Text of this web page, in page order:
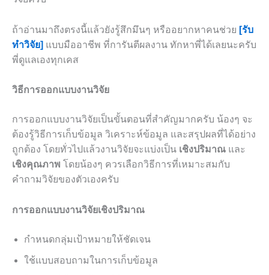
ถ้าอ่านมาถึงตรงนี้แล้วยังรู้สึกมึนๆ หรืออยากหาคนช่วย [รับ
ทำวิจัย] แบบมืออาชีพ ที่การันตีผลงาน ทักหาพี่ได้เลยนะครับ
พี่ดูแลเองทุกเคส
วิธีการออกแบบงานวิจัย
การออกแบบงานวิจัยเป็นขั้นตอนที่สำคัญมากครับ น้องๆ จะ
ต้องรู้วิธีการเก็บข้อมูล วิเคราะห์ข้อมูล และสรุปผลที่ได้อย่าง
ถูกต้อง โดยทั่วไปแล้วงานวิจัยจะแบ่งเป็น เชิงปริมาณ และ
เชิงคุณภาพ โดยน้องๆ ควรเลือกวิธีการที่เหมาะสมกับ
คำถามวิจัยของตัวเองครับ
การออกแบบงานวิจัยเชิงปริมาณ
กำหนดกลุ่มเป้าหมายให้ชัดเจน
ใช้แบบสอบถามในการเก็บข้อมูล